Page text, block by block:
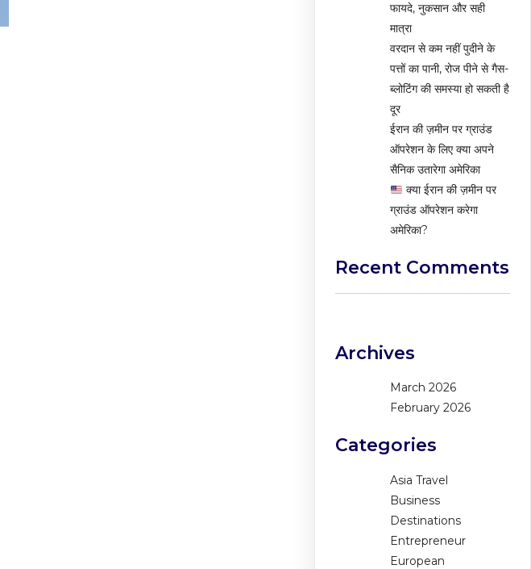
फायदे, नुकसान और सही
मात्रा
वरदान से कम नहीं पुदीने के
पत्तों का पानी, रोज पीने से गैस-
ब्लोटिंग की समस्या हो सकती है
दूर
ईरान की ज़मीन पर ग्राउंड
ऑपरेशन के लिए क्या अपने
सैनिक उतारेगा अमेरिका
क्या ईरान की ज़मीन पर
ग्राउंड ऑपरेशन करेगा
अमेरिका?
Recent Comments
Archives
March 2026
February 2026
Categories
Asia Travel
Business
Destinations
Entrepreneur
European